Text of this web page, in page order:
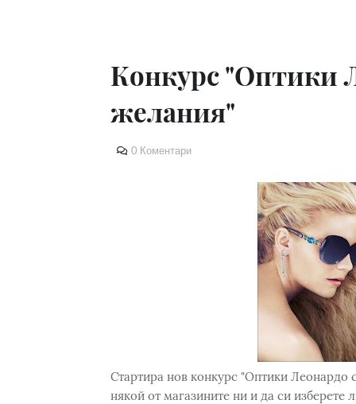
Конкурс "Оптики
желания"
0 Коментари
Стартира нов конкурс "Оптики Леонардо
някой от магазините ни и да си